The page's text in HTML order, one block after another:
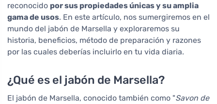
reconocido por sus propiedades únicas y su amplia
gama de usos. En este artículo, nos sumergiremos en el
mundo del jabón de Marsella y exploraremos su
historia, beneficios, método de preparación y razones
por las cuales deberías incluirlo en tu vida diaria.
¿Qué es el jabón de Marsella?
El jabón de Marsella, conocido también como "Savon de